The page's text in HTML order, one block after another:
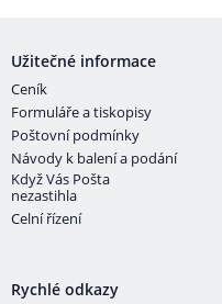
Užitečné informace
Ceník
Formuláře a tiskopisy
Poštovní podmínky
Návody k balení a podání
Když Vás Pošta
nezastihla
Celní řízení
Rychlé odkazy